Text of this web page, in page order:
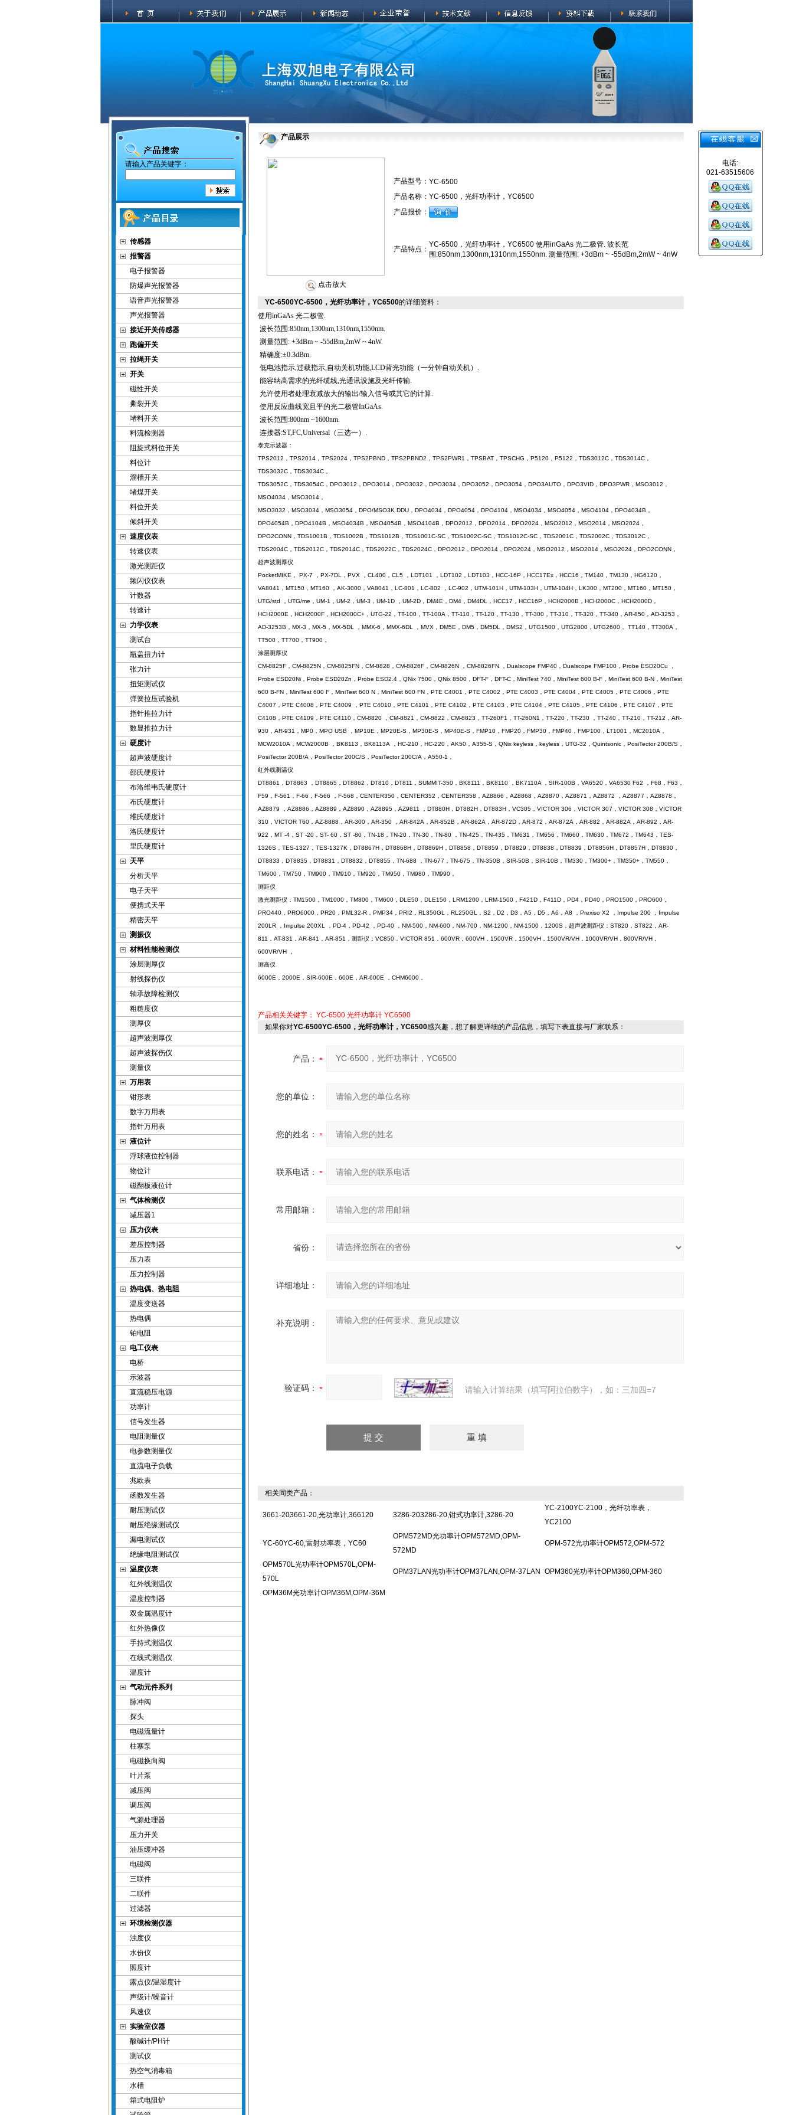
电话:
021-63515606
请输入产品关键字：
传感器
报警器
电子报警器
防爆声光报警器
语音声光报警器
声光报警器
接近开关传感器
跑偏开关
拉绳开关
开关
磁性开关
撕裂开关
堵料开关
料流检测器
阻旋式料位开关
料位计
溜槽开关
堵煤开关
料位开关
倾斜开关
速度仪表
转速仪表
激光测距仪
频闪仪仪表
计数器
转速计
力学仪表
测试台
瓶盖扭力计
张力计
扭矩测试仪
弹簧拉压试验机
指针推拉力计
数显推拉力计
硬度计
超声波硬度计
邵氏硬度计
布洛维韦氏硬度计
布氏硬度计
维氏硬度计
洛氏硬度计
里氏硬度计
天平
分析天平
电子天平
便携式天平
精密天平
测振仪
材料性能检测仪
涂层测厚仪
射线探伤仪
轴承故障检测仪
粗糙度仪
测厚仪
超声波测厚仪
超声波探伤仪
测量仪
万用表
钳形表
数字万用表
指针万用表
液位计
浮球液位控制器
物位计
磁翻板液位计
气体检测仪
减压器1
压力仪表
差压控制器
压力表
压力控制器
热电偶、热电阻
温度变送器
热电偶
铂电阻
电工仪表
电桥
示波器
直流稳压电源
功率计
信号发生器
电阻测量仪
电参数测量仪
直流电子负载
兆欧表
函数发生器
耐压测试仪
耐压绝缘测试仪
漏电测试仪
绝缘电阻测试仪
温度仪表
红外线测温仪
温度控制器
双金属温度计
红外热像仪
手持式测温仪
在线式测温仪
温度计
气动元件系列
脉冲阀
探头
电磁流量计
柱塞泵
电磁换向阀
叶片泵
减压阀
调压阀
气源处理器
压力开关
油压缓冲器
电磁阀
三联件
二联件
过滤器
环境检测仪器
浊度仪
水份仪
照度计
露点仪/温湿度计
声级计/噪音计
风速仪
实验室仪器
酸碱计/PH计
测试仪
热空气消毒箱
水槽
箱式电阻炉
产品展示
点击放大
产品型号： YC-6500
产品名称： YC-6500，光纤功率计，YC6500
产品报价：
产品特点：
YC-6500，光纤功率计，YC6500 使用inGaAs 光二极管. 波长范
围:850nm,1300nm,1310nm,1550nm. 测量范围: +3dBm ~ -55dBm,2mW ~ 4nW
YC-6500YC-6500，光纤功率计，YC6500的详细资料：
使用inGaAs 光二极管.
波长范围:850nm,1300nm,1310nm,1550nm.
测量范围: +3dBm ~ -55dBm,2mW ~ 4nW.
精确度:±0.3dBm.
低电池指示,过载指示,自动关机功能,LCD背光功能（一分钟自动关机）.
能容纳高需求的光纤缆线,光通讯设施及光纤传输.
允许使用者处理衰减放大的输出/输入信号或其它的计算.
使用反应曲线宽且平的光二极管InGaAs.
波长范围:800nm ~1600nm.
连接器:ST,FC,Universal（三选一）.
泰克示波器：
TPS2012，TPS2014，TPS2024，TPS2PBND，TPS2PBND2，TPS2PWR1，TPSBAT，TPSCHG，P5120，P5122，TDS3012C，TDS3014C，
TDS3032C，TDS3034C，
TDS3052C，TDS3054C，DPO3012，DPO3014，DPO3032，DPO3034，DPO3052，DPO3054，DPO3AUTO，DPO3VID，DPO3PWR，MSO3012，
MSO4034，MSO3014，
MSO3032，MSO3034，MSO3054，DPO/MSO3K DDU，DPO4034，DPO4054，DPO4104，MSO4034，MSO4054，MSO4104，DPO4034B，
DPO4054B，DPO4104B，MSO4034B，MSO4054B，MSO4104B，DPO2012，DPO2014，DPO2024，MSO2012，MSO2014，MSO2024，
DPO2CONN，TDS1001B，TDS1002B，TDS1012B，TDS1001C-SC，TDS1002C-SC，TDS1012C-SC，TDS2001C，TDS2002C，TDS3012C，
TDS2004C，TDS2012C，TDS2014C，TDS2022C，TDS2024C，DPO2012，DPO2014，DPO2024，MSO2012，MSO2014，MSO2024，DPO2CONN，
超声波测厚仪
PocketMIKE， PX-7 ，PX-7DL，PVX ，CL400，CL5 ，LDT101 ，LDT102，LDT103，HCC-16P，HCC17Ex，HCC16，TM140，TM130，HG6120，
VA8041，MT150，MT160 ，AK-3000，VA8041，LC-801，LC-802 ，LC-902，UTM-101H，UTM-103H，UTM-104H，LK300，MT200，MT160，MT150，
UTG/std ，UTG/me，UM-1，UM-2，UM-3，UM-1D ，UM-2D，DM4E，DM4，DM4DL，HCC17，HCC16P，HCH2000B，HCH2000C，HCH2000D，
HCH2000E，HCH2000F，HCH2000C+，UTG-22，TT-100，TT-100A，TT-110，TT-120，TT-130，TT-300，TT-310，TT-320，TT-340，AR-850，AD-3253，
AD-3253B，MX-3，MX-5，MX-5DL ，MMX-6，MMX-6DL ，MVX，DM5E，DM5，DM5DL，DMS2，UTG1500，UTG2800，UTG2600， TT140，TT300A，
TT500，TT700，TT900，
涂层测厚仪
CM-8825F，CM-8825N，CM-8825FN，CM-8828，CM-8826F，CM-8826N ，CM-8826FN ，Dualscope FMP40，Dualscope FMP100，Probe ESD20Cu ，
Probe ESD20Ni，Probe ESD20Zn，Probe ESD2.4，QNix 7500，QNix 8500，DFT-F，DFT-C，MiniTest 740，MiniTest 600 B-F，MiniTest 600 B-N，MiniTest
600 B-FN，MiniTest 600 F，MiniTest 600 N，MiniTest 600 FN，PTE C4001，PTE C4002，PTE C4003，PTE C4004，PTE C4005，PTE C4006，PTE
C4007，PTE C4008，PTE C4009 ，PTE C4010，PTE C4101，PTE C4102，PTE C4103，PTE C4104，PTE C4105，PTE C4106，PTE C4107，PTE
C4108，PTE C4109，PTE C4110，CM-8820 ，CM-8821，CM-8822，CM-8823，TT-260F1，TT-260N1，TT-220，TT-230 ，TT-240，TT-210，TT-212，AR-
930，AR-931，MP0，MPO USB ，MP10E，MP20E-S，MP30E-S，MP40E-S，FMP10，FMP20，FMP30，FMP40，FMP100，LT1001，MC2010A，
MCW2010A，MCW2000B ，BK8113，BK8113A ，HC-210，HC-220，AK50，A355-S，QNix keyless，keyless，UTG-32，Quintsonic，PosiTector 200B/S，
PosiTector 200B/A，PosiTector 200C/S，PosiTector 200C/A，A550-1，
红外线测温仪
DT8861，DT8863 ，DT8865，DT8862，DT810，DT811，SUMMIT-350，BK8111，BK8110 ，BK7110A ，SIR-100B，VA6520，VA6530 F62 ，F68，F63，
F59，F-561，F-66，F-566 ，F-568，CENTER350，CENTER352，CENTER358，AZ8866，AZ8868，AZ8870，AZ8871，AZ8872 ，AZ8877，AZ8878，
AZ8879 ，AZ8886，AZ8889，AZ8890，AZ8895，AZ9811 ，DT880H，DT882H，DT883H，VC305，VICTOR 306，VICTOR 307，VICTOR 308，VICTOR
310，VICTOR T60，AZ-8888，AR-300，AR-350 ，AR-842A，AR-852B，AR-862A，AR-872D，AR-872，AR-872A，AR-882，AR-882A，AR-892，AR-
922，MT -4，ST -20，ST- 60，ST -80，TN-18，TN-20，TN-30，TN-80 ，TN-425，TN-435，TM631，TM656，TM660，TM630，TM672，TM643，TES-
1326S，TES-1327，TES-1327K，DT8867H，DT8868H，DT8869H，DT8858，DT8859，DT8829，DT8838，DT8839，DT8856H，DT8857H，DT8830，
DT8833，DT8835，DT8831，DT8832，DT8855，TN-688 ，TN-677，TN-675，TN-350B，SIR-50B，SIR-10B，TM330，TM300+，TM350+，TM550，
TM600，TM750，TM900，TM910，TM920，TM950，TM980，TM990，
测距仪
激光测距仪：TM1500，TM1000，TM800，TM600，DLE50，DLE150，LRM1200，LRM-1500，F421D，F411D，PD4，PD40，PRO1500，PRO600，
PRO440，PRO6000，PR20，PML32-R，PMP34，PRI2，RL350GL，RL250GL，S2，D2，D3，A5，D5，A6，A8 ，Prexiso X2 ，Impulse 200 ，Impulse
200LR ，Impulse 200XL ，PD-4，PD-42 ，PD-40 ，NM-500，NM-600，NM-700，NM-1200，NM-1500，1200S，超声波测距仪：ST820，ST822，AR-
811，AT-831，AR-841，AR-851，测距仪：VC850，VICTOR 851，600VR，600VH，1500VR，1500VH，1500VR/VH，1000VR/VH，800VR/VH，
600VR/VH ，
测高仪
6000E，2000E，SIR-600E，600E，AR-600E ，CHM6000，
产品相关关键字： YC-6500 光纤功率计 YC6500
如果你对YC-6500YC-6500，光纤功率计，YC6500感兴趣，想了解更详细的产品信息，填写下表直接与厂家联系：
产品：
您的单位：
您的姓名：
联系电话：
常用邮箱：
省份：
详细地址：
补充说明：
验证码： 请输入计算结果（填写阿拉伯数字），如：三加四=7
相关同类产品：
3661-203661-20,光功率计,366120 3286-203286-20,钳式功率计,3286-20
YC-2100YC-2100，光纤功率表，
YC2100
YC-60YC-60,雷射功率表，YC60
OPM572MD光功率计OPM572MD,OPM-
572MD
OPM-572光功率计OPM572,OPM-572
OPM570L光功率计OPM570L,OPM-
570L
OPM37LAN光功率计OPM37LAN,OPM-37LAN OPM360光功率计OPM360,OPM-360
OPM36M光功率计OPM36M,OPM-36M